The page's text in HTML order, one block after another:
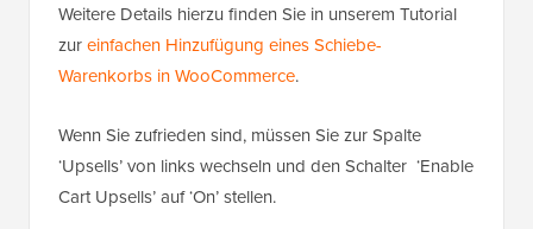
Weitere Details hierzu finden Sie in unserem Tutorial
zureinfachen Hinzufügung eines Schiebe-
Warenkorbs in WooCommerce.
Wenn Sie zufrieden sind, müssen Sie zur Spalte
‘Upsells’ von links wechseln und den Schalter ‘Enable
Cart Upsells’ auf ‘On’ stellen.